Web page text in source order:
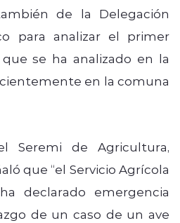
de la Delegación
para analizar el primer
se ha analizado en la
en la comuna
Seremi de Agricultura,
que “el Servicio Agrícola
declarado emergencia
de un caso de un ave